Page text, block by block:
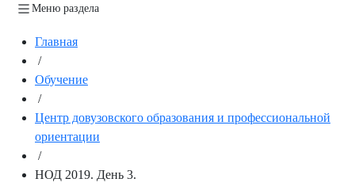
Меню раздела
Главная
/
Обучение
/
Центр довузовского образования и профессиональной
ориентации
/
НОД 2019. День 3.